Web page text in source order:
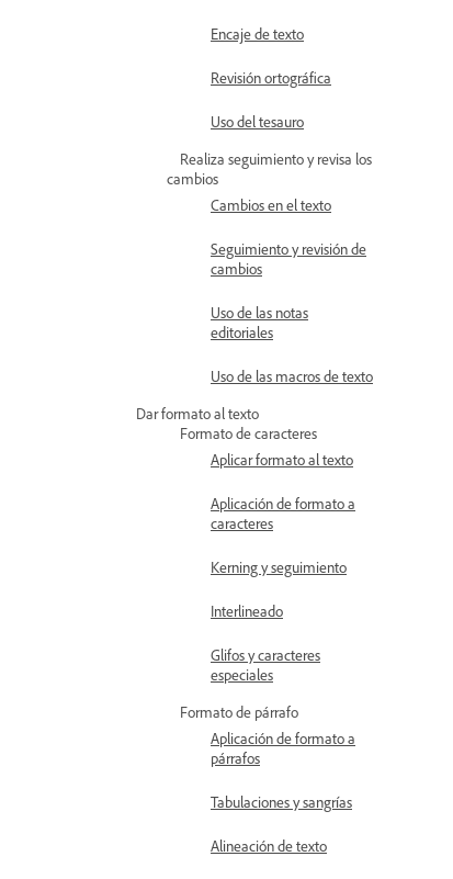
Encaje de texto
Revisión ortográfica
Uso del tesauro
Realiza seguimiento y revisa los
cambios
Cambios en el texto
Seguimiento y revisión de
cambios
Uso de las notas
editoriales
Uso de las macros de texto
Dar formato al texto
Formato de caracteres
Aplicar formato al texto
Aplicación de formato a
caracteres
Kerning y seguimiento
Interlineado
Glifos y caracteres
especiales
Formato de párrafo
Aplicación de formato a
párrafos
Tabulaciones y sangrías
Alineación de texto